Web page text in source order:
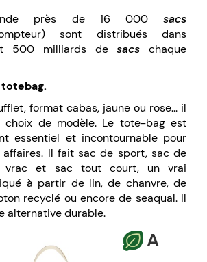
près de 16 000 sacs
sont distribués dans
500 milliards desacs chaque
format cabas, jaune ou rose... il
choix de modèle. Le tote-bag est
essentiel et incontournable pour
Il fait sac de sport, sac de
vrac et sac tout court, un vrai
à partir de lin, de chanvre, de
recyclé ou encore de seaqual. Il
alternative durable.
A